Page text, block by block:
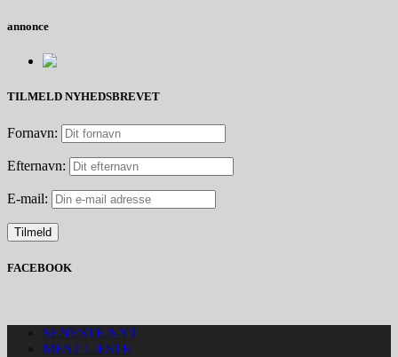
annonce
TILMELD NYHEDSBREVET
Fornavn:
Efternavn:
E-mail:
FACEBOOK
SENESTE NYT
MEST LÆSTE